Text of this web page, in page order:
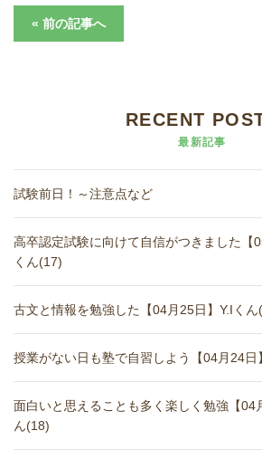
« 前の記事へ
RECENT
最新記事
試験前日！～注意点など
高卒認定試験に向けて自信がつきました【
くん(17)
古文と情報を勉強した【04月25日】Y.Iくん
授業がない日も塾で自習しよう【04月24日
面白いと思えることも多く楽しく勉強【04
ん(18)